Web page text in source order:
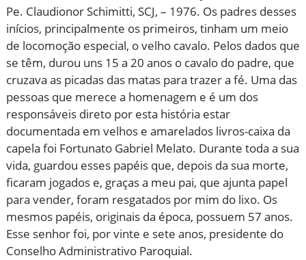
Pe. Claudionor Schimitti, SCJ, – 1976. Os padres desses
inícios, principalmente os primeiros, tinham um meio
de locomoção especial, o velho cavalo. Pelos dados que
se têm, durou uns 15 a 20 anos o cavalo do padre, que
cruzava as picadas das matas para trazer a fé. Uma das
pessoas que merece a homenagem e é um dos
responsáveis direto por esta história estar
documentada em velhos e amarelados livros-caixa da
capela foi Fortunato Gabriel Melato. Durante toda a sua
vida, guardou esses papéis que, depois da sua morte,
ficaram jogados e, graças a meu pai, que ajunta papel
para vender, foram resgatados por mim do lixo. Os
mesmos papéis, originais da época, possuem 57 anos.
Esse senhor foi, por vinte e sete anos, presidente do
Conselho Administrativo Paroquial.